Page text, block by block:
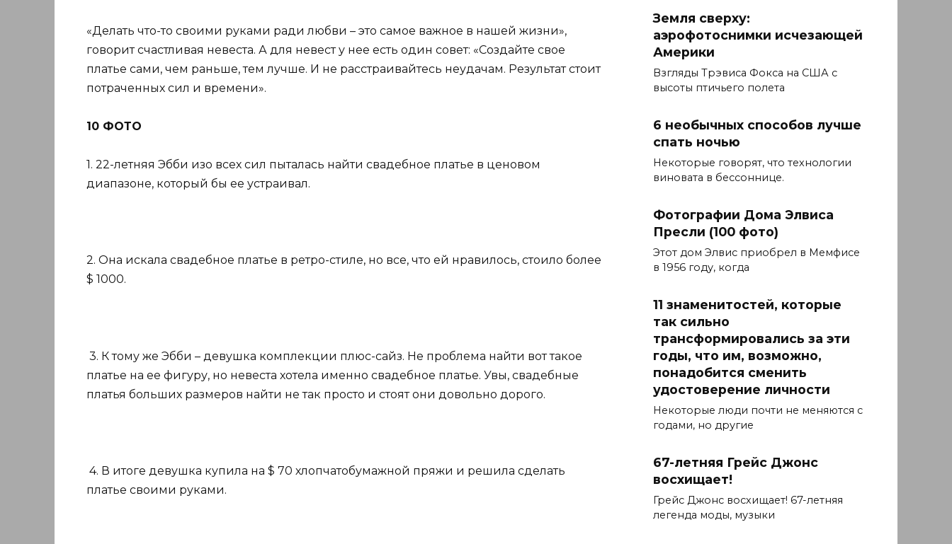
«Делать что-то своими руками ради любви – это самое важное в нашей жизни»,
говорит счастливая невеста. А для невест у нее есть один совет: «Создайте свое
платье сами, чем раньше, тем лучше. И не расстраивайтесь неудачам. Результат стоит
потраченных сил и времени».
10 ФОТО
1. 22-летняя Эбби изо всех сил пыталась найти свадебное платье в ценовом
диапазоне, который бы ее устраивал.
2. Она искала свадебное платье в ретро-стиле, но все, что ей нравилось, стоило более
$ 1000.
3. К тому же Эбби – девушка комплекции плюс-сайз. Не проблема найти вот такое
платье на ее фигуру, но невеста хотела именно свадебное платье. Увы, свадебные
платья больших размеров найти не так просто и стоят они довольно дорого.
4. В итоге девушка купила на $ 70 хлопчатобумажной пряжи и решила сделать
платье своими руками.
Земля сверху:
аэрофотоснимки исчезающей
Америки
Взгляды Трэвиса Фокса на США с
высоты птичьего полета
6 необычных способов лучше
спать ночью
Некоторые говорят, что технологии
виновата в бессоннице.
Фотографии Дома Элвиса
Пресли (100 фото)
Этот дом Элвис приобрел в Мемфисе
в 1956 году, когда
11 знаменитостей, которые
так сильно
трансформировались за эти
годы, что им, возможно,
понадобится сменить
удостоверение личности
Некоторые люди почти не меняются с
годами, но другие
67-летняя Грейс Джонс
восхищает!
Грейс Джонс восхищает! 67-летняя
легенда моды, музыки